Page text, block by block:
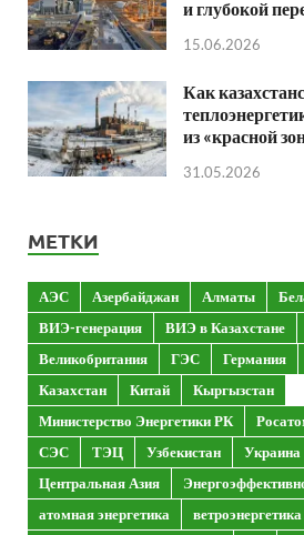
и глубокой
15.06.2026
Как
из «красной
31.05.2026
МЕТКИ
АЭС Азербайджан Алматы
ВИЭ-генерация
ВИЭ в Казахстане
Великобритания
ГЭС Германия
Казахстан
Китай
Кыргызстан
Министерство Энергетики РК
СЭС
ТЭЦ Узбекистан Украина
Центральная Азия
атомная энергетика
ветроэнергетика